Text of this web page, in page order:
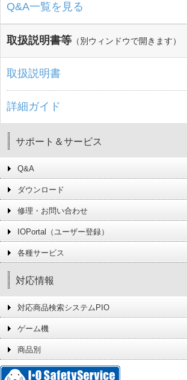
Q&A一覧を見る
取扱説明書等 （別ウィンドウで開きます）
取扱説明書
詳細ガイド
サポート＆サービス
Q&A
ダウンロード
修理・お問い合わせ
IOPortal（ユーザー登録）
各種サービス
対応情報
対応商品検索システムPIO
ゲーム機
商品別